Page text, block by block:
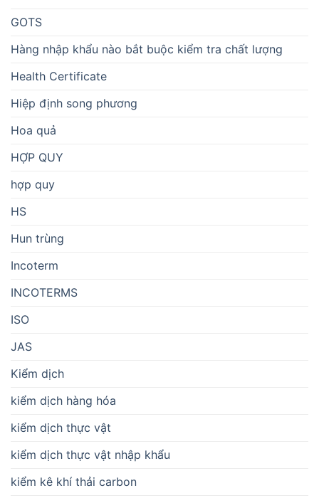
GOTS
Hàng nhập khẩu nào bắt buộc kiểm tra chất lượng
Health Certificate
Hiệp định song phương
Hoa quả
HỢP QUY
hợp quy
HS
Hun trùng
Incoterm
INCOTERMS
ISO
JAS
Kiểm dịch
kiểm dịch hàng hóa
kiểm dịch thực vật
kiểm dịch thực vật nhập khẩu
kiểm kê khí thải carbon